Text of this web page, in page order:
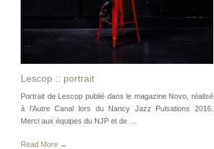
Lescop :: portrait
Portrait de Lescop publié dans le magazine Novo, réalisé
à l’Autre Canal lors du Nancy Jazz Pulsations 2016.
Merci aux équipes du NJP et de …
Read More →